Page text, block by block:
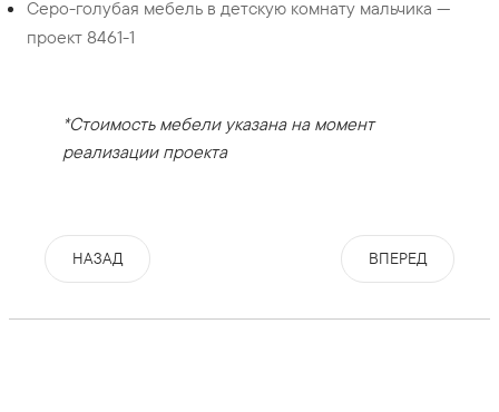
Серо-голубая мебель в детскую комнату мальчика —
проект 8461-1
*Стоимость мебели указана на момент
реализации проекта
НАЗАД ВПЕРЕД